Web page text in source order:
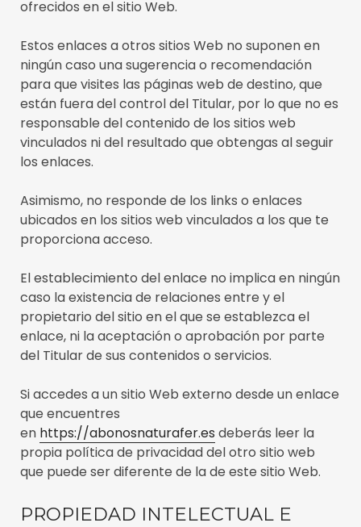
ofrecidos en el sitio Web.
Estos enlaces a otros sitios Web no suponen en
ningún caso una sugerencia o recomendación
para que visites las páginas web de destino, que
están fuera del control del Titular, por lo que no es
responsable del contenido de los sitios web
vinculados ni del resultado que obtengas al seguir
los enlaces.
Asimismo, no responde de los links o enlaces
ubicados en los sitios web vinculados a los que te
proporciona acceso.
El establecimiento del enlace no implica en ningún
caso la existencia de relaciones entre y el
propietario del sitio en el que se establezca el
enlace, ni la aceptación o aprobación por parte
del Titular de sus contenidos o servicios.
Si accedes a un sitio Web externo desde un enlace
que encuentres
en https://abonosnaturafer.es deberás leer la
propia política de privacidad del otro sitio web
que puede ser diferente de la de este sitio Web.
PROPIEDAD INTELECTUAL E